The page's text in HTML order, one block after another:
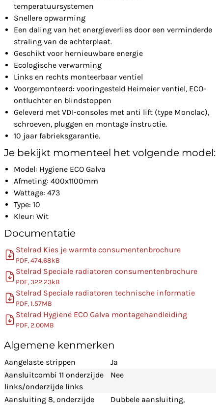
temperatuursystemen
Snellere opwarming
Een daling van het energieverlies door een verminderde
straling van de achterplaat.
Geschikt voor hernieuwbare energie
Ecologische verwarming
Links en rechts monteerbaar ventiel
Voorgemonteerd: vooringesteld Heimeier ventiel, ECO-
ontluchter en blindstoppen
Geleverd met VDI-consoles met anti lift (type Monclac),
schroeven, pluggen en montage instructie.
10 jaar fabrieksgarantie.
Je bekijkt momenteel het volgende model:
Model: Hygiene ECO Galva
Afmeting: 400x1100mm
Wattage: 473
Type: 10
Kleur: Wit
Documentatie
Stelrad Kies je warmte consumentenbrochure
PDF, 474.68kB
Stelrad Speciale radiatoren consumentenbrochure
PDF, 322.23kB
Stelrad Speciale radiatoren technische informatie
PDF, 1.57MB
Stelrad Hygiene ECO Galva montagehandleiding
PDF, 2.00MB
Algemene kenmerken
Aangelaste strippen
Ja
Aansluitcombi 11 onderzijde
links/onderzijde links
Nee
Aansluiting 8, onderzijde Dubbele aansluiting,